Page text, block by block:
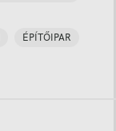
ÉPÍTŐIPAR